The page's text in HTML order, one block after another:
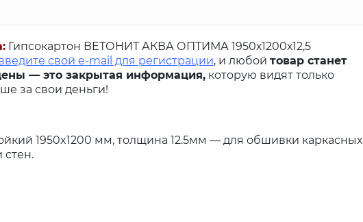
Гипсокартон ВЕТОНИТ АКВА ОПТИМА 1950х1200х12,5
свой e-mail для регистрации, и любой товар станет
— это закрытая информация,которую видят только
за свои деньги!
1950x1200 мм, толщина 12.5мм — для обшивки каркасных
стен.